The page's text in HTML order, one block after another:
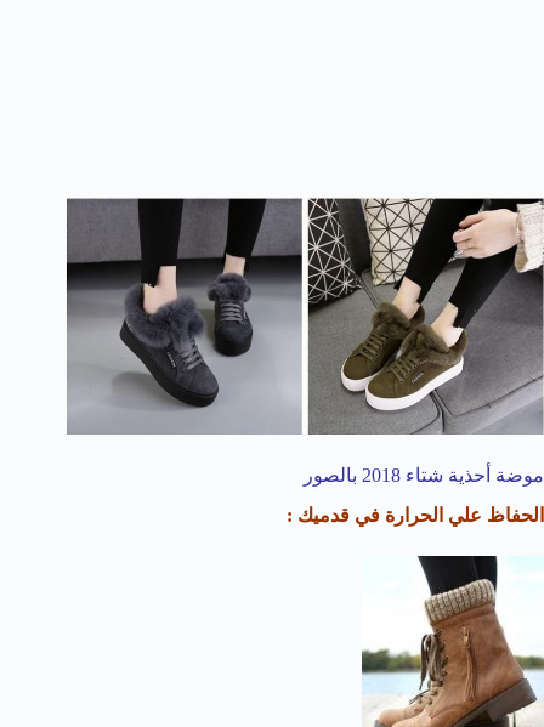
موضة أحذية شتاء 2018 بالصور
الحفاظ علي الحرارة في قدميك :